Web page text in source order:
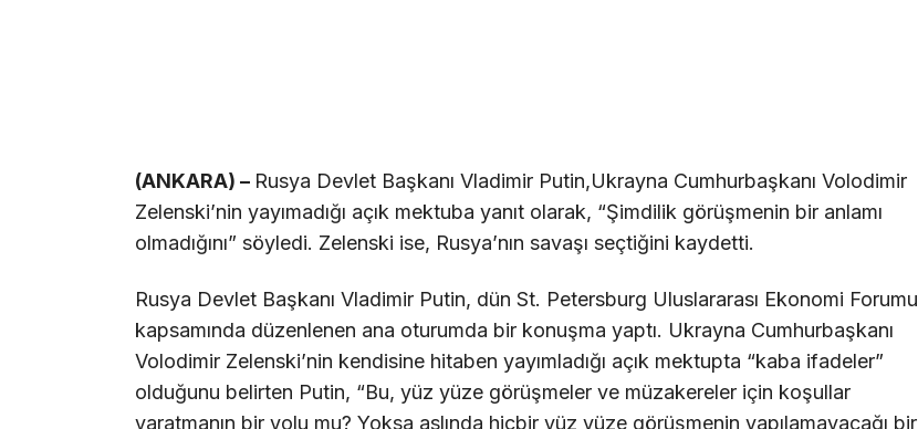
(ANKARA) – Rusya Devlet Başkanı Vladimir Putin,Ukrayna Cumhurbaşkanı Volodimir
Zelenski’nin yayımadığı açık mektuba yanıt olarak, “Şimdilik görüşmenin bir anlamı
olmadığını” söyledi. Zelenski ise, Rusya’nın savaşı seçtiğini kaydetti.
Rusya Devlet Başkanı Vladimir Putin, dün St. Petersburg Uluslararası Ekonomi Forumu
kapsamında düzenlenen ana oturumda bir konuşma yaptı. Ukrayna Cumhurbaşkanı
Volodimir Zelenski’nin kendisine hitaben yayımladığı açık mektupta “kaba ifadeler”
olduğunu belirten Putin, “Bu, yüz yüze görüşmeler ve müzakereler için koşullar
yaratmanın bir yolu mu? Yoksa aslında hiçbir yüz yüze görüşmenin yapılamayacağı bir